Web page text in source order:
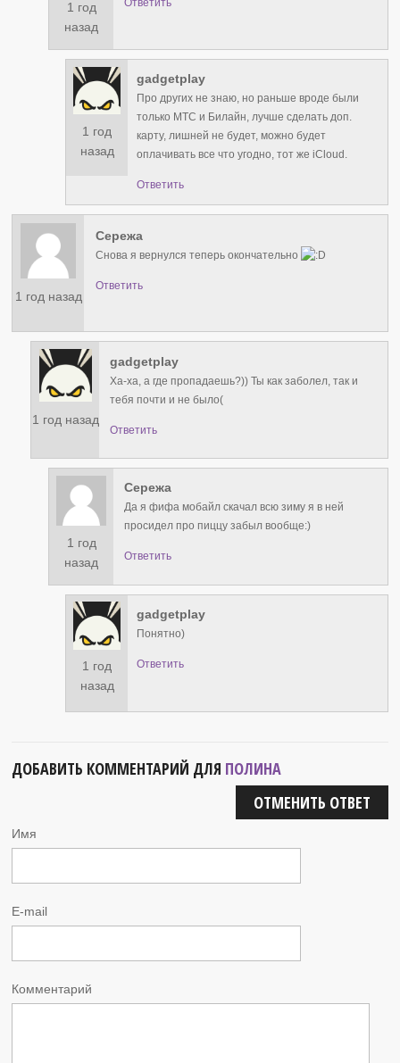
1 год
назад
1 год
назад
gadgetplay
Про других не знаю, но раньше вроде были
только МТС и Билайн, лучше сделать доп.
карту, лишней не будет, можно будет
оплачивать все что угодно, тот же iCloud.
Ответить
1 год назад
Сережа
Снова я вернулся теперь окончательно
Ответить
1 год назад
gadgetplay
Ха-ха, а где пропадаешь?)) Ты как заболел, так и
тебя почти и не было(
Ответить
1 год
назад
Сережа
Да я фифа мобайл скачал всю зиму я в ней
просидел про пиццу забыл вообще:)
Ответить
1 год
назад
gadgetplay
Понятно)
Ответить
ДОБАВИТЬ КОММЕНТАРИЙ ДЛЯ ПОЛИНА
ОТМЕНИТЬ ОТВЕТ
Имя
E-mail
Комментарий